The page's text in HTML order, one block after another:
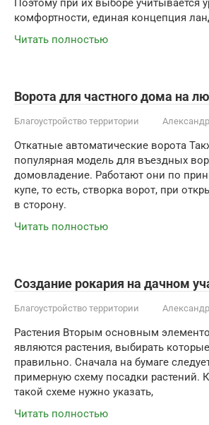
Поэтому при их выборе учитывается
комфортности, единая концепция
Читать полностью
Ворота для частного дома на
Благоустройство территории
Откатные автоматические ворота
популярная модель для въездных
домовладение. Работают они по
купе, то есть, створка ворот, при
в сторону.
Читать полностью
Создание рокария на дачном
Благоустройство территории
Растения Вторым основным
являются растения, выбирать
правильно. Сначала на бумаге
примерную схему посадки растений.
такой схеме нужно указать,
Читать полностью